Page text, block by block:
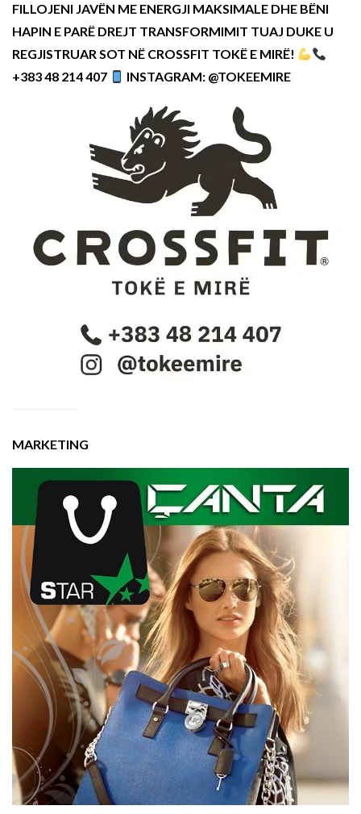
FILLOJENI JAVËN ME ENERGJI MAKSIMALE DHE BËNI
HAPIN E PARË DREJT TRANSFORMIMIT TUAJ DUKE U
REGJISTRUAR SOT NË CROSSFIT TOKË E MIRË!
+383 48 214 407
INSTAGRAM: @TOKEEMIRE
MARKETING